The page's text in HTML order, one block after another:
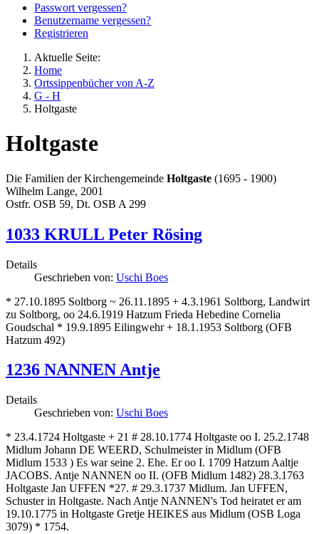
Passwort vergessen?
Benutzername vergessen?
Registrieren
Aktuelle Seite:
Home
Ortssippenbücher von A-Z
G - H
Holtgaste
Holtgaste
Die Familien der Kirchengemeinde Holtgaste (1695 - 1900)
Wilhelm Lange, 2001
Ostfr. OSB 59, Dt. OSB A 299
1033 KRULL Peter Rösing
Details
Geschrieben von: Uschi Boes
* 27.10.1895 Soltborg ~ 26.11.1895 + 4.3.1961 Soltborg, Landwirt
zu Soltborg, oo 24.6.1919 Hatzum Frieda Hebedine Cornelia
Goudschal * 19.9.1895 Eilingwehr + 18.1.1953 Soltborg (OFB
Hatzum 492)
1236 NANNEN Antje
Details
Geschrieben von: Uschi Boes
* 23.4.1724 Holtgaste + 21 # 28.10.1774 Holtgaste oo I. 25.2.1748
Midlum Johann DE WEERD, Schulmeister in Midlum (OFB
Midlum 1533 ) Es war seine 2. Ehe. Er oo I. 1709 Hatzum Aaltje
JACOBS. Antje NANNEN oo II. (OFB Midlum 1482) 28.3.1763
Holtgaste Jan UFFEN *27. # 29.3.1737 Midlum. Jan UFFEN,
Schuster in Holtgaste. Nach Antje NANNEN's Tod heiratet er am
19.10.1775 in Holtgaste Gretje HEIKES aus Midlum (OSB Loga
3079) * 1754.